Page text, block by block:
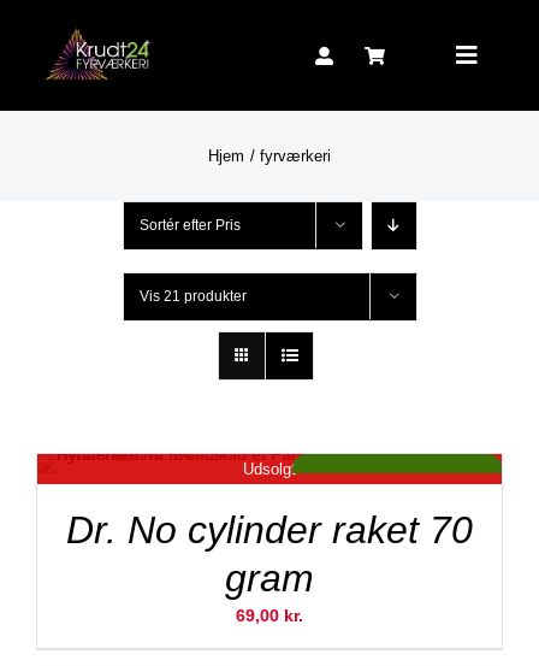
content
Toggle
Hjem fyrværkeri
Sortér efter Pris
Vis 21 produkter
Udsolgt
Tilbud!
ved 2 stk. kun 99,- kr
Dr. No cylinder raket 70
gram
69,00 kr.